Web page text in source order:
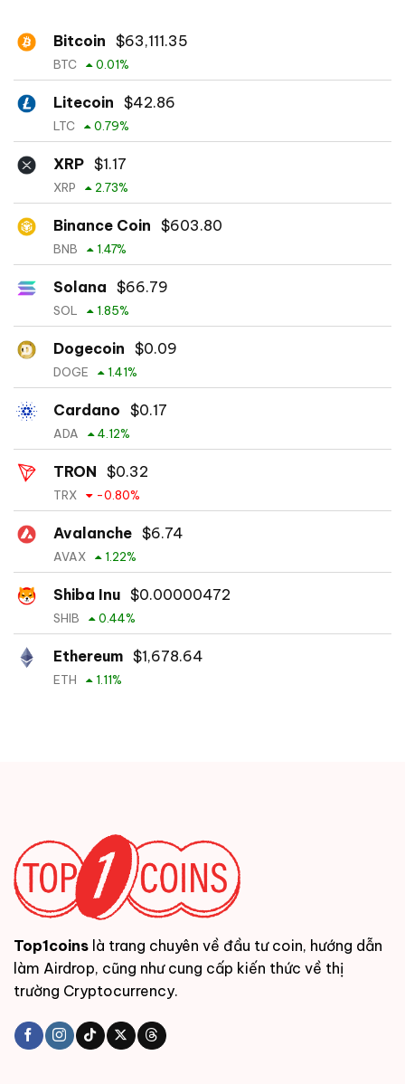
Bitcoin $63,111.35
BTC 0.01%
Litecoin $42.86
LTC 0.79%
XRP $1.17
XRP 2.73%
Binance Coin $603.80
BNB 1.47%
Solana $66.79
SOL 1.85%
Dogecoin $0.09
DOGE 1.41%
Cardano $0.17
ADA 4.12%
TRON $0.32
TRX -0.80%
Avalanche $6.74
AVAX 1.22%
Shiba Inu $0.00000472
SHIB 0.44%
Ethereum $1,678.64
ETH 1.11%
Top1coins là trang chuyên về đầu tư coin, hướng dẫn
làm Airdrop, cũng như cung cấp kiến thức về thị
trường Cryptocurrency.